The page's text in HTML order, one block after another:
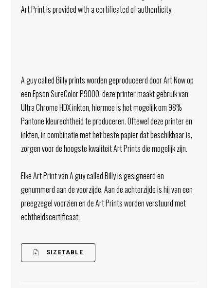
Art Print is provided with a certificated of authenticity.
A guy called Billy prints worden geproduceerd door Art Now op
een Epson SureColor P9000, deze printer maakt gebruik van
Ultra Chrome HDX inkten, hiermee is het mogelijk om 98%
Pantone kleurechtheid te produceren. Oftewel deze printer en
inkten, in combinatie met het beste papier dat beschikbaar is,
zorgen voor de hoogste kwaliteit Art Prints die mogelijk zijn.
Elke Art Print van A guy called Billy is gesigneerd en
genummerd aan de voorzijde. Aan de achterzijde is hij van een
preegzegel voorzien en de Art Prints worden verstuurd met
echtheidscertificaat.
SIZETABLE